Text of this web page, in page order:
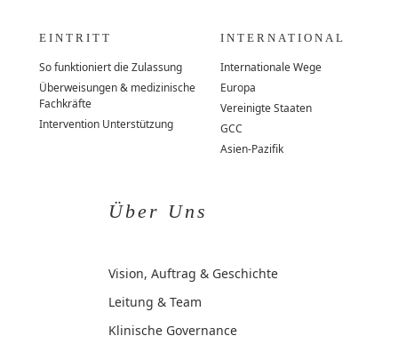
EINTRITT
So funktioniert die Zulassung
Überweisungen & medizinische
Fachkräfte
Intervention Unterstützung
INTERNATIONAL
Internationale Wege
Europa
Vereinigte Staaten
GCC
Asien-Pazifik
Über Uns
Vision, Auftrag & Geschichte
Leitung & Team
Klinische Governance